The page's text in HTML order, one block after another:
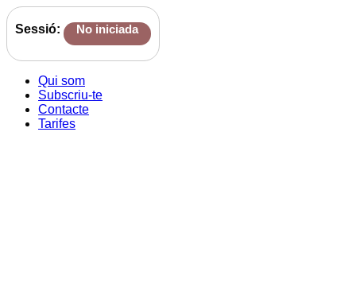
Sessió: No iniciada
Qui som
Subscriu-te
Contacte
Tarifes